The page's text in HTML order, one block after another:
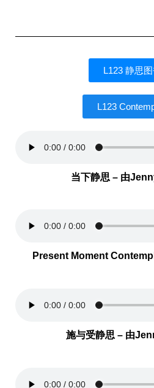
L123 静思
L123
当下静思 – 由
Present Moment
施与受静思 – 由